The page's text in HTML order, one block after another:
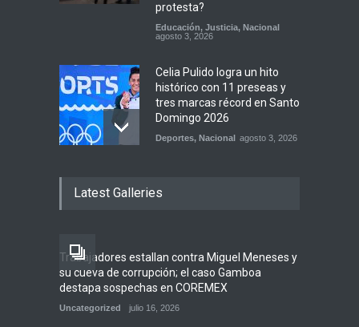
protesta?
Educación, Justicia, Nacional
agosto 3, 2026
Celia Pulido logra un hito
histórico con 11 preseas y
tres marcas récord en Santo
Domingo 2026
Deportes, Nacional agosto 3, 2026
Entre críticas por nepotismo
y demandas de
transparencia, COREMEX
Uncategorized
El CJNG aventaja al Cártel
de Sinaloa en expansión y
variedad delictiva, según
Latest Galleries
Trabajadores estallan contra Miguel Meneses y
su cueva de corrupción; el caso Gamboa
destapa sospechas en COREMEX
Uncategorized julio 16, 2026